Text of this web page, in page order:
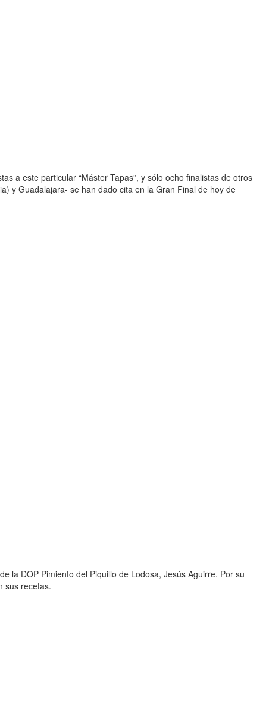
a este particular “Máster Tapas”, y sólo ocho finalistas de otros
y Guadalajara- se han dado cita en la Gran Final de hoy de
la DOP Pimiento del Piquillo de Lodosa, Jesús Aguirre. Por su
sus recetas.